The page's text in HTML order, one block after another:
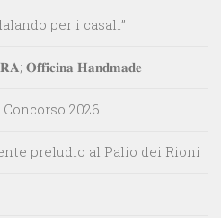
per i casali”
𝐎𝐟𝐟𝐢𝐜𝐢𝐧𝐚 𝐇𝐚𝐧𝐝𝐦𝐚𝐝𝐞
2026
preludio al Palio dei Rioni